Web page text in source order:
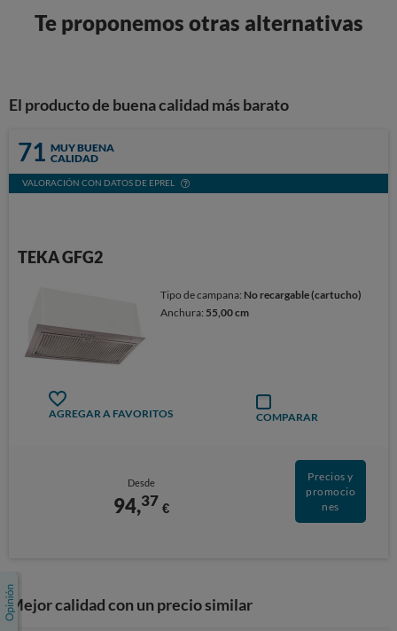
Te proponemos otras alternativas
El producto de buena calidad más barato
71 MUY BUENA
CALIDAD
VALORACIÓN CON DATOS DE EPREL
TEKA GFG2
Tipo de campana: No recargable (cartucho)
Anchura: 55,00 cm
AGREGAR A FAVORITOS COMPARAR
Desde
94,37 €
Precios y
promocio
nes
Mejor calidad con un precio similar